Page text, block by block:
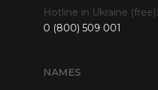
NAMES
Hotline in Ukraine (free):
0 (800) 509 001